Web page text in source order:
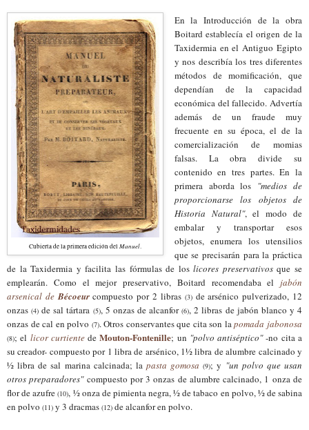
Cubierta de la primera edición del Manuel.
Enla Introducción de la obra
Boitard establecía el origen de la
Taxidermia en el Antiguo Egipto
y nos describíalos tres diferentes
métodos de momificación, que
dependían de la capacidad
económica del fallecido. Advertía
además de un fraude muy
frecuente en su época, el de la
comercialización de momias
falsas. La obra divide su
contenido en tres partes. En la
primera aborda los "medios de
proporcionarse los objetos de
Historia Natural",el modo de
embalary transportaresos
objetos, enumera los utensilios
que se precisarán para la práctica
de la Taxidermia y facilita las fórmulas de loslicores preservativosque se
emplearán. Como el mejor preservativo, Boitard recomendabael jabón
arsenical deBécoeurcompuesto por 2 libras (3)de arsénico pulverizado, 12
onzas(4) de sal tártara (5), 5 onzas de alcanfor(6), 2 libras de jabón blanco y 4
onzas de cal en polvo (7). Otros conservantes que cita son lapomada jabonosa
(8); el licor curtientedeMouton-Fontenille; un "polvo antiséptico"-no cita a
su creador- compuesto por 1 libra de arsénico, 1½ libra de alumbre calcinado y
½ libra de sal marina calcinada; la pasta gomosa (9); y "un polvo que usan
otros preparadores"compuesto por 3 onzas de alumbre calcinado, 1 onza de
flor de azufre(10), ½ onza de pimienta negra, ½ de tabaco en polvo, ½ de sabina
en polvo (11) y 3 dracmas (12) de alcanfor en polvo.